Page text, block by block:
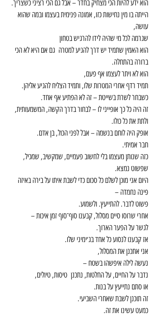
הוא ידע להיות הכי מצחיק בחדר – אבל גם הכי רציני כשצריך.
הייתה בו מין נחישות כזו, אמונה פנימית בעצמו ובמה שהוא
עושה,
שגרמה לכל מי שהיה לידו להרגיש בטחון
הוא האמין שתמיד יש דרך להגיע למטרה  גם אם היא לא הכי
ברורה בהתחלה.
הוא לא ויתר לעצמו אף פעם,
תמיד רדף אחרי המטרות שלו, ותמיד הצליח להגיע אליהן.
כשבחר לשרת בשייטת – זה לא הפתיע אף אחד.
זה היה כל כך אופייני לו – לבחור בדרך הקשה, המשמעותית,
ולתת את כל כולו.
אופק היה לוחם בנשמה – אבל לפני הכול, בן אדם.
חבר אמיתי.
כזה שנותן מעצמו בלי לחשוב פעמיים, שמקשיב, שמכיל,
שפשוט נמצא.
היום אני מוכן לשלם כל סכום כדי לשבת איתו על בירה באיזה
פינה נחמדה –
פשוט לדבר. להתייעץ. ולשמוע.
אחרי שרוסו סיים מסלול, קבענו סוף־סוף זמן איכות –
לגשר על הפער הארוך.
אז קבענו לנסוע כל אחד בג׳ימיני שלו.
אני אתכנן את המסלול,
נעשה לילה איפשהו בשטח –
נדבר על החיים, על החלטות, נתכנן  טיסות, טיולים,
או סתם נתייעץ על בנות.
זה תוכנן לשבת שאחרי השביעי.
כמעט עשינו את זה.